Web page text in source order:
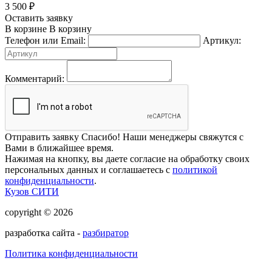
3 500 ₽
Оставить заявку
В корзине В корзину
Телефон или Email:
Артикул:
Комментарий:
Отправить заявку Спасибо! Наши менеджеры свяжутся с
Вами в ближайшее время.
Нажимая на кнопку, вы даете согласие на обработку своих
персональных данных и соглашаетесь с политикой
конфиденциальности.
Кузов СИТИ
copyright © 2026
разработка сайта - разбиратор
Политика конфиденциальности